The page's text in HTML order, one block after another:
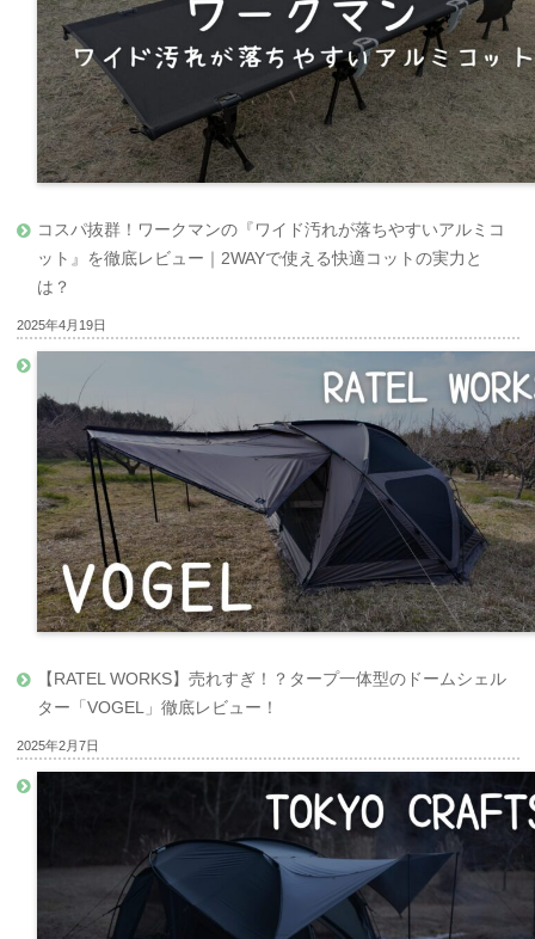
コスパ抜群！ワークマンの『ワイド汚れが落ちやすいアルミコ
ット』を徹底レビュー｜2WAYで使える快適コットの実力と
は？
2025年4月19日
【RATEL WORKS】売れすぎ！？タープ一体型のドームシェル
ター「VOGEL」徹底レビュー！
2025年2月7日